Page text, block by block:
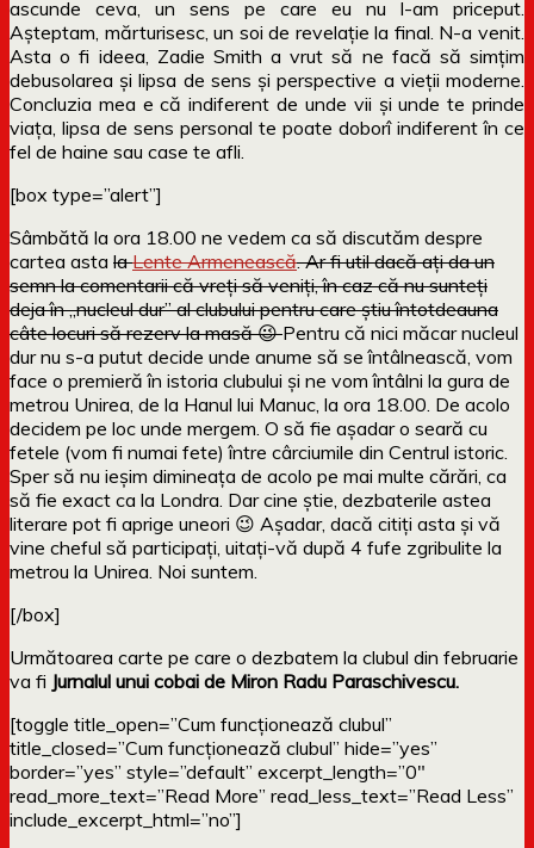
ascunde ceva, un sens pe care eu nu l-am priceput.
Așteptam, mărturisesc, un soi de revelație la final. N-a venit.
Asta o fi ideea, Zadie Smith a vrut să ne facă să simțim
debusolarea și lipsa de sens și perspective a vieții moderne.
Concluzia mea e că indiferent de unde vii și unde te prinde
viața, lipsa de sens personal te poate doborî indiferent în ce
fel de haine sau case te afli.
[box type=”alert”]
Sâmbătă la ora 18.00 ne vedem ca să discutăm despre
cartea asta laLente Armenească. Ar fi util dacă ați da un
semn la comentarii că vreți să veniți, în caz că nu sunteți
deja în „nucleul dur” al clubului pentru care știu întotdeauna
câte locuri să rezerv la masă 😉Pentru că nici măcar nucleul
dur nu s-a putut decide unde anume să se întâlnească, vom
face o premieră în istoria clubului și ne vom întâlni la gura de
metrou Unirea, de la Hanul lui Manuc, la ora 18.00. De acolo
decidem pe loc unde mergem. O să fie așadar o seară cu
fetele (vom fi numai fete) între cârciumile din Centrul istoric.
Sper să nu ieșim dimineața de acolo pe mai multe cărări, ca
să fie exact ca la Londra. Dar cine știe, dezbaterile astea
literare pot fi aprige uneori 😉 Așadar, dacă citiți asta și vă
vine cheful să participați, uitați-vă după 4 fufe zgribulite la
metrou la Unirea. Noi suntem.
[/box]
Următoarea carte pe care o dezbatem la clubul din februarie
va fi Jurnalul unui cobai de Miron Radu Paraschivescu.
[toggle title_open=”Cum funcționează clubul”
title_closed=”Cum funcționează clubul” hide=”yes”
border=”yes” style=”default” excerpt_length=”0″
read_more_text=”Read More” read_less_text=”Read Less”
include_excerpt_html=”no”]